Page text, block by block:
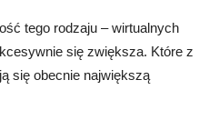
tego rodzaju – wirtualnych
się zwiększa. Które z
się obecnie największą